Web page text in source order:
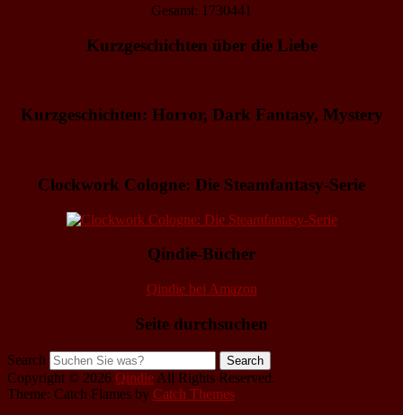
Gesamt: 1730441
Kurzgeschichten über die Liebe
Kurzgeschichten: Horror, Dark Fantasy, Mystery
Clockwork Cologne: Die Steamfantasy-Serie
Qindie-Bücher
Qindie bei Amazon
Seite durchsuchen
Search
Copyright © 2026 Qindie All Rights Reserved.
Theme: Catch Flames by Catch Themes